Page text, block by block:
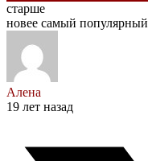
старше
новее самый популярный
Алена
19 лет назад